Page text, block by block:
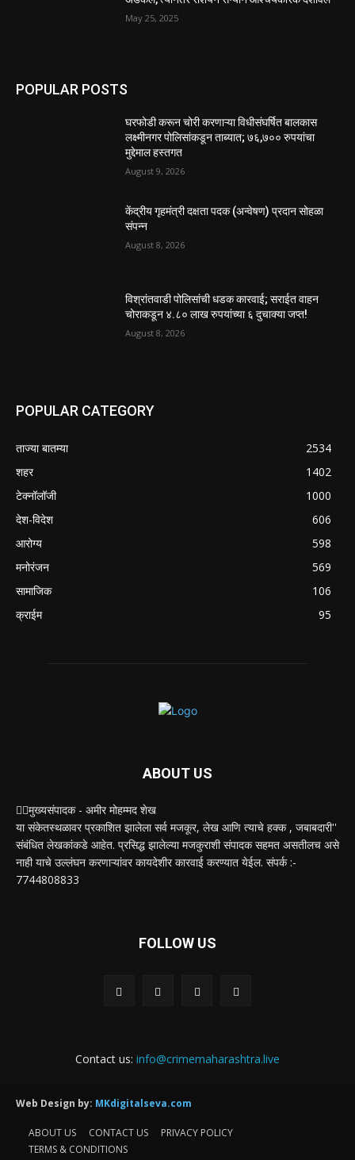
May 25, 2025
POPULAR POSTS
घरफोडी करून चोरी करणाऱ्या विधीसंघर्षित बालकास
लक्ष्मीनगर पोलिसांकडून ताब्यात; ७६,७०० रुपयांचा
मुद्देमाल हस्तगत
August 9, 2026
केंद्रीय गृहमंत्री दक्षता पदक (अन्वेषण) प्रदान सोहळा
संपन्न
August 8, 2026
विश्रांतवाडी पोलिसांची धडक कारवाई; सराईत वाहन
चोराकडून ४.८० लाख रुपयांच्या ६ दुचाक्या जप्त!
August 8, 2026
POPULAR CATEGORY
ताज्या बातम्या
2534
शहर
1402
टेक्नॉलॉजी
1000
देश-विदेश
606
आरोग्य
598
मनोरंजन
569
सामाजिक
106
क्राईम
95
ABOUT US
✍🏻मुख्यसंपादक - अमीर मोहम्मद शेख
या संकेतस्थळावर प्रकाशित झालेला सर्व मजकूर, लेख आणि त्याचे हक्क , जबाबदारी''
संबंधित लेखकांकडे आहेत. प्रसिद्ध झालेल्या मजकुराशी संपादक सहमत असतीलच असे
नाही याचे उल्लंघन करणाऱ्यांवर कायदेशीर कारवाई करण्यात येईल. संपर्क :-
7744808833
FOLLOW US
Contact us: info@crimemaharashtra.live
Web Design by: MKdigitalseva.com
ABOUT US CONTACT US
PRIVACY POLICY
TERMS & CONDITIONS